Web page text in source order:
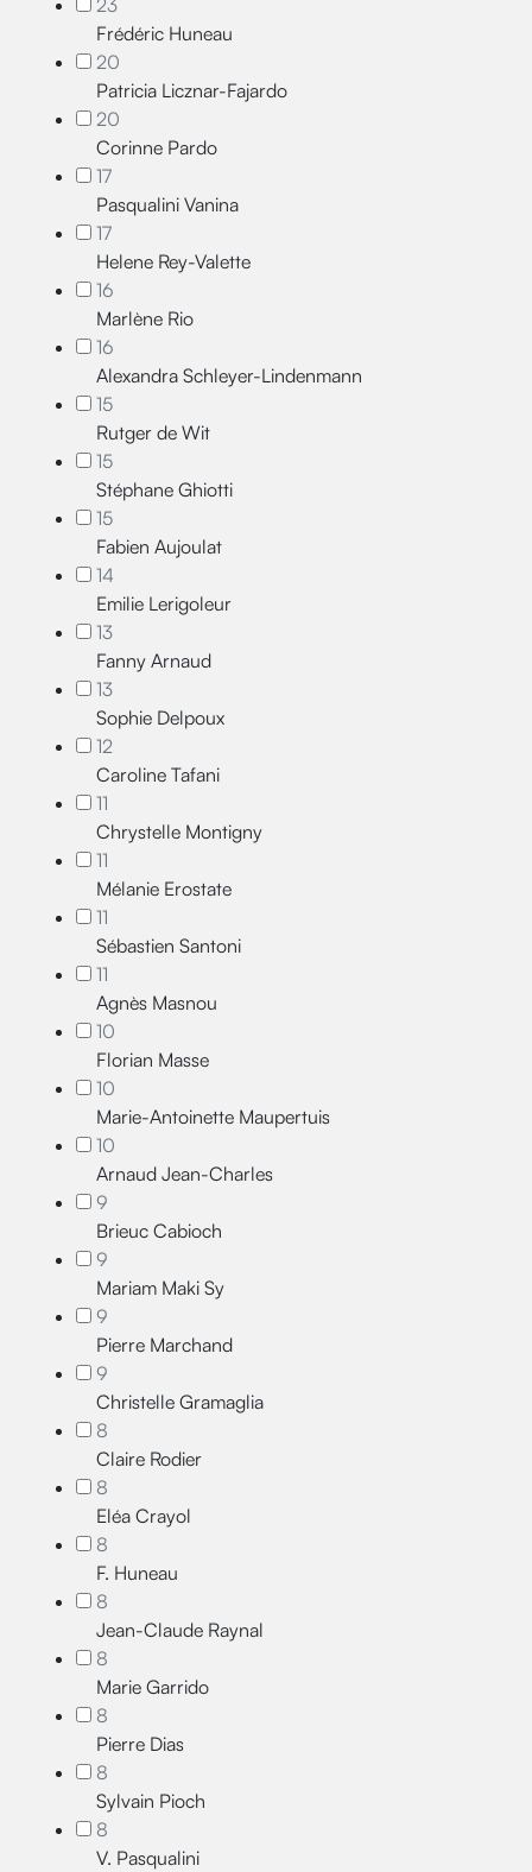
23
Frédéric Huneau
20
Patricia Licznar-Fajardo
20
Corinne Pardo
17
Pasqualini Vanina
17
Helene Rey-Valette
16
Marlène Rio
16
Alexandra Schleyer-Lindenmann
15
Rutger de Wit
15
Stéphane Ghiotti
15
Fabien Aujoulat
14
Emilie Lerigoleur
13
Fanny Arnaud
13
Sophie Delpoux
12
Caroline Tafani
11
Chrystelle Montigny
11
Mélanie Erostate
11
Sébastien Santoni
11
Agnès Masnou
10
Florian Masse
10
Marie-Antoinette Maupertuis
10
Arnaud Jean-Charles
9
Brieuc Cabioch
9
Mariam Maki Sy
9
Pierre Marchand
9
Christelle Gramaglia
8
Claire Rodier
8
Eléa Crayol
8
F. Huneau
8
Jean-Claude Raynal
8
Marie Garrido
8
Pierre Dias
8
Sylvain Pioch
8
V. Pasqualini